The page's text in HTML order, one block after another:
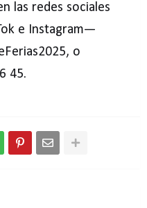
las redes sociales
e Instagram—
o
45.